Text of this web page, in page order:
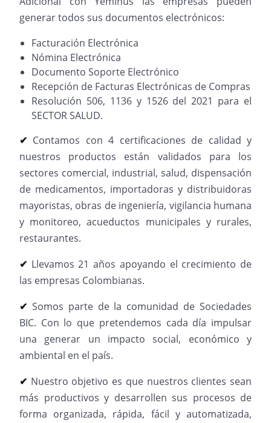
generar todos sus documentos electrónicos:
Facturación Electrónica
Nómina Electrónica
Documento Soporte Electrónico
Recepción de Facturas Electrónicas de Compras
Resolución 506, 1136 y 1526 del 2021 para el
SECTOR SALUD.
✔ Contamos con 4 certificaciones de calidad y
nuestros productos están validados para los
sectores comercial, industrial, salud, dispensación
de medicamentos, importadoras y distribuidoras
mayoristas, obras de ingeniería, vigilancia humana
y monitoreo, acueductos municipales y rurales,
restaurantes.
✔ Llevamos 21 años apoyando el crecimiento de
las empresas Colombianas.
✔ Somos parte de la comunidad de Sociedades
BIC. Con lo que pretendemos cada día impulsar
una generar un impacto social, económico y
ambiental en el país.
✔ Nuestro objetivo es que nuestros clientes sean
más productivos y desarrollen sus procesos de
forma organizada, rápida, fácil y automatizada,